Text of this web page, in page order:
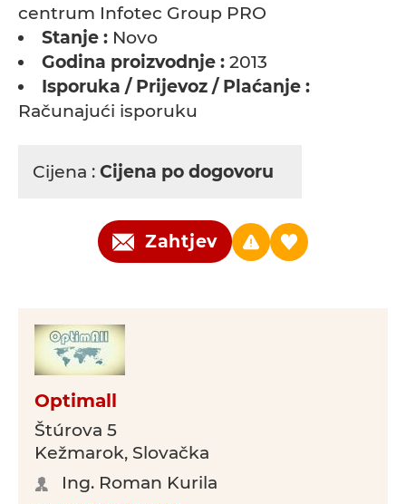
centrum Infotec Group PRO
Stanje : Novo
Godina proizvodnje : 2013
Isporuka / Prijevoz / Plaćanje :
Računajući isporuku
Cijena : Cijena po dogovoru
Zahtjev
Optimall
Štúrova 5
Kežmarok, Slovačka
Ing. Roman Kurila